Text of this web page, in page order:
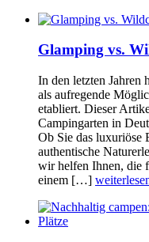
Glamping vs.
In den letzten Jahren
als aufregende
etabliert. Dieser
Campingarten in
Ob Sie das luxuriöse
authentische
wir helfen Ihnen, die
einem […]